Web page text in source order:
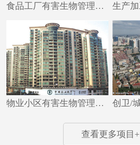
食品工厂有害生物管理解决方案
物业小区有害生物管理解决方案
查看更多项目+